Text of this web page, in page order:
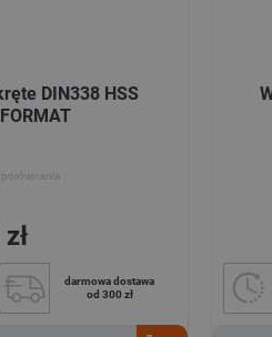
DIN338 HSS
darmowa dostawa
od 300 zł